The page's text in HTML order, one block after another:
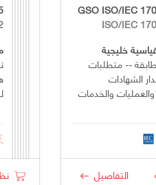
GSO ISO/IEC
ISO/IEC
خليجية
-- متطلبات
الشهادات
والخدمات
التفاصيل